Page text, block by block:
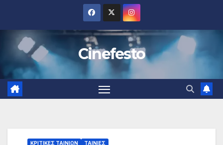
περιεχόμενο
Cinefesto
ΚΡΙΤΙΚΕΣ ΤΑΙΝΙΩΝ ΤΑΙΝΙΕΣ